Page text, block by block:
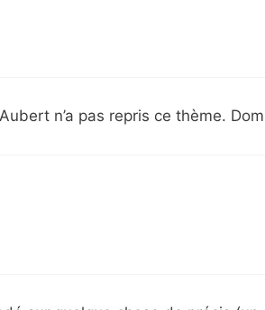
n’a pas repris ce thème.